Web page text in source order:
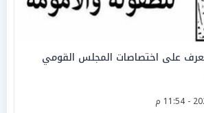
على اختصاصات المجلس القومي